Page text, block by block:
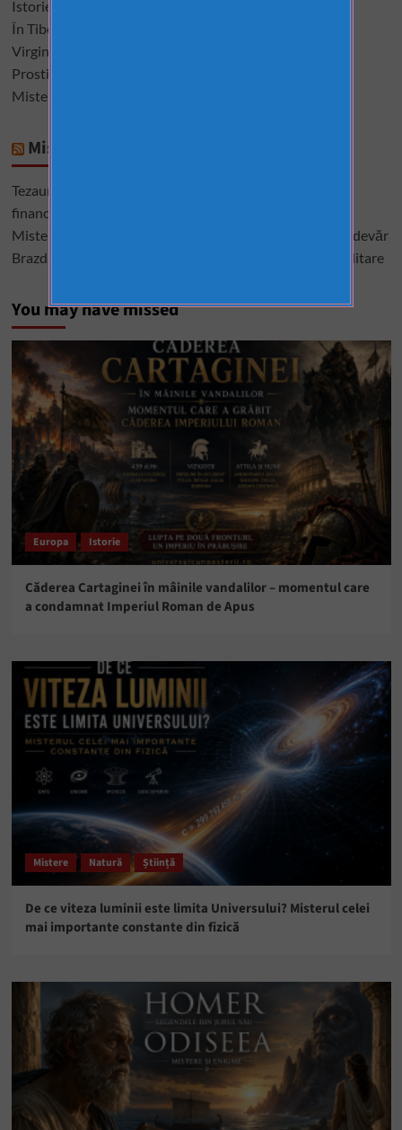
Istorie interzisă, descoperiri care sfidează logica
În Tibet, morții sunt dați vulturilor pentru a se ospăta
Virginele şi virginitatea în istoria omenirii
Prostituatele care au condus Roma și Vaticanul
Misterele Bibliei. 13 întrebări la care nu s-a răspuns
Mistere România
Tezaurul României de la Moscova – cel mai mare mister
financiar din istoria României
Misterele lui Ștefan cel Mare – între istorie, legendă și adevăr
Brazda lui Novac, una dintre cele mai mari construcții militare
You may have missed
Europa Istorie
Căderea Cartaginei în mâinile vandalilor – momentul care
a condamnat Imperiul Roman de Apus
Mistere Natură Știință
De ce viteza luminii este limita Universului? Misterul celei
mai importante constante din fizică